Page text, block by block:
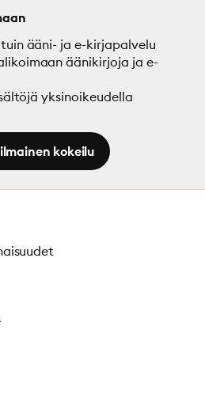
ääni- ja e-kirjapalvelu
äänikirjoja ja e-
yksinoikeudella
kokeilu